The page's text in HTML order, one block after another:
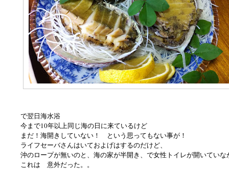
で翌日海水浴
今まで10年以上同じ海の日に来ているけど
まだ！海開きしていない！ という思ってもない事が！
ライフセーバさんはいておよげはするのだけど、
沖のロープが無いのと、海の家が半開き、で女性トイレが開いていな
これは 意外だった。。